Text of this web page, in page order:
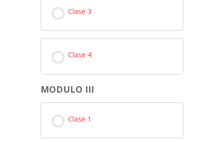
Clase 3
Clase 4
MODULO III
Clase 1